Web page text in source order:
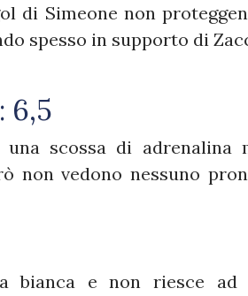
di Simeone non
spesso in supporto di
6,5
scossa di adrenalina
non vedono nessuno
bianca e non riesce ad